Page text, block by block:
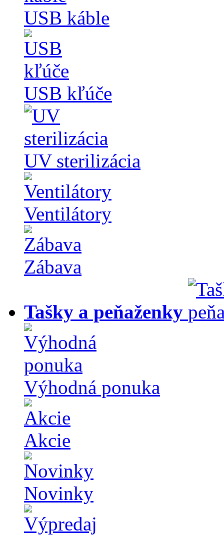
USB káble
USB kľúče
UV sterilizácia
Ventilátory
Zábava
Tašky a peňaženky
Výhodná ponuka
Akcie
Novinky